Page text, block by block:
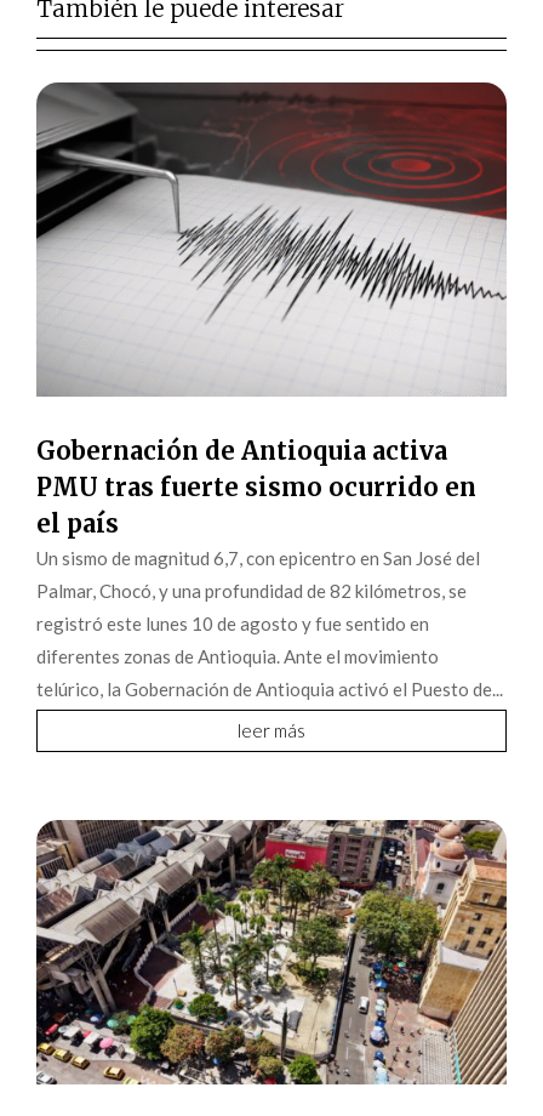
También le puede interesar
Gobernación de Antioquia activa
PMU tras fuerte sismo ocurrido en
el país
Un sismo de magnitud 6,7, con epicentro en San José del
Palmar, Chocó, y una profundidad de 82 kilómetros, se
registró este lunes 10 de agosto y fue sentido en
diferentes zonas de Antioquia. Ante el movimiento
telúrico, la Gobernación de Antioquia activó el Puesto de...
leer más